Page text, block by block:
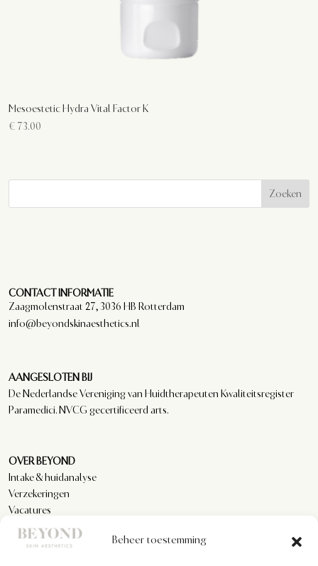
Beheer toestemming
Mesoestetic Hydra Vital Factor K
€ 73.00
Zoeken
CONTACT INFORMATIE
Zaagmolenstraat 27, 3036 HB Rotterdam
info@beyondskinaesthetics.nl
AANGESLOTEN BIJ
De Nederlandse Vereniging van Huidtherapeuten Kwaliteitsregister
Paramedici. NVCG gecertificeerd arts.
OVER BEYOND
Intake & huidanalyse
Verzekeringen
Vacatures
Reviews